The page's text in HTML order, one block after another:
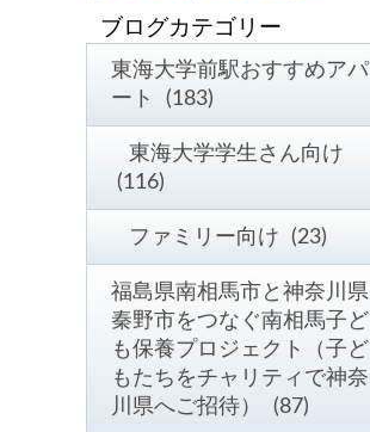
東海大学前駅おすすめアパ
ート (183)
東海大学学生さん向け
(116)
ファミリー向け (23)
福島県南相馬市と神奈川県
秦野市をつなぐ南相馬子ど
も保養プロジェクト（子ど
もたちをチャリティで神奈
川県へご招待） (87)